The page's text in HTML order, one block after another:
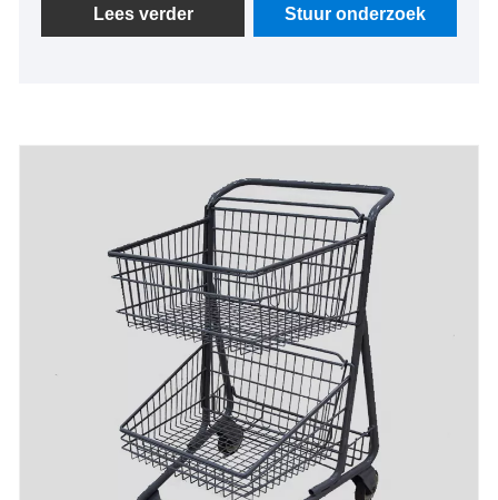
We hebben een breed assortiment duurzame
standaard winkelwagentjes met lage fabrieksprijzen
Lees verder Stuur onderzoek